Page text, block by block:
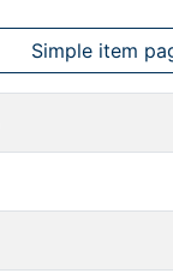
Simple item